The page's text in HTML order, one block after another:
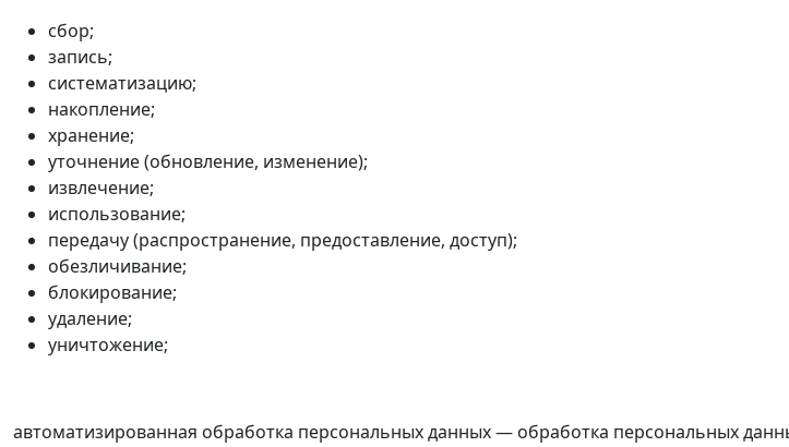
сбор;
запись;
систематизацию;
накопление;
хранение;
уточнение (обновление, изменение);
извлечение;
использование;
передачу (распространение, предоставление, доступ);
обезличивание;
блокирование;
удаление;
уничтожение;
автоматизированная обработка персональных данных — обработка персональных